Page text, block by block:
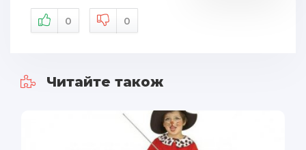
0 0
Читайте також